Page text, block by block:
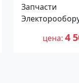
Краснодар
Запчасти
цена 4